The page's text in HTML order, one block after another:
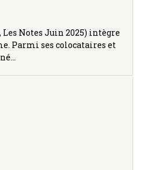
Notes Juin 2025) intègre
Parmi ses colocataires et